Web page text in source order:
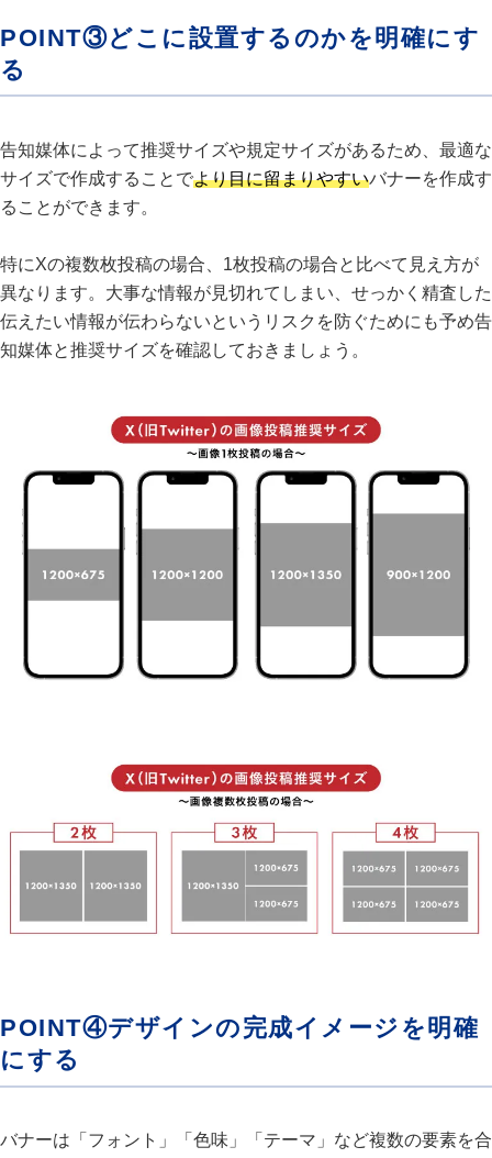
POINT③どこに設置するのかを明確にす
る
告知媒体によって推奨サイズや規定サイズがあるため、最適な
サイズで作成することでより目に留まりやすいバナーを作成す
ることができます。
特にXの複数枚投稿の場合、1枚投稿の場合と比べて見え方が
異なります。大事な情報が見切れてしまい、せっかく精査した
伝えたい情報が伝わらないというリスクを防ぐためにも予め告
知媒体と推奨サイズを確認しておきましょう。
POINT④デザインの完成イメージを明確
にする
バナーは「フォント」「色味」「テーマ」など複数の要素を合